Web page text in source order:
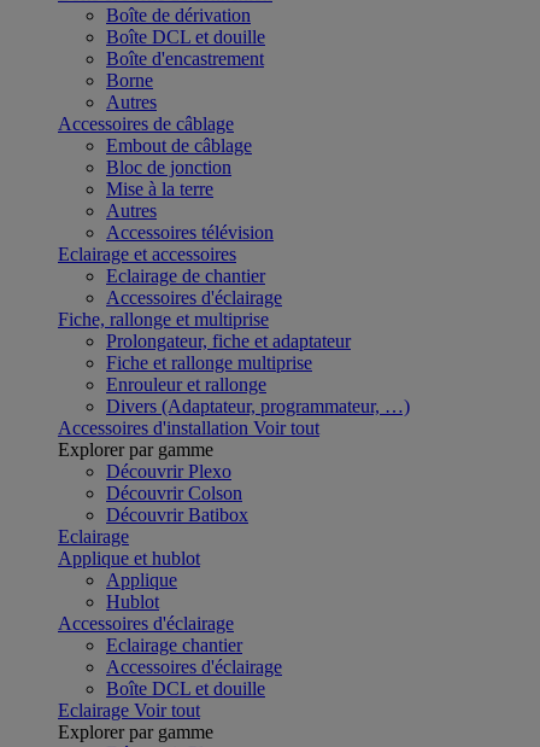
Boîte de dérivation
Boîte DCL et douille
Boîte d'encastrement
Borne
Autres
Accessoires de câblage
Embout de câblage
Bloc de jonction
Mise à la terre
Autres
Accessoires télévision
Eclairage et accessoires
Eclairage de chantier
Accessoires d'éclairage
Fiche, rallonge et multiprise
Prolongateur, fiche et adaptateur
Fiche et rallonge multiprise
Enrouleur et rallonge
Divers (Adaptateur, programmateur, …)
Accessoires d'installation Voir tout
Explorer par gamme
Découvrir Plexo
Découvrir Colson
Découvrir Batibox
Eclairage
Applique et hublot
Applique
Hublot
Accessoires d'éclairage
Eclairage chantier
Accessoires d'éclairage
Boîte DCL et douille
Eclairage Voir tout
Explorer par gamme